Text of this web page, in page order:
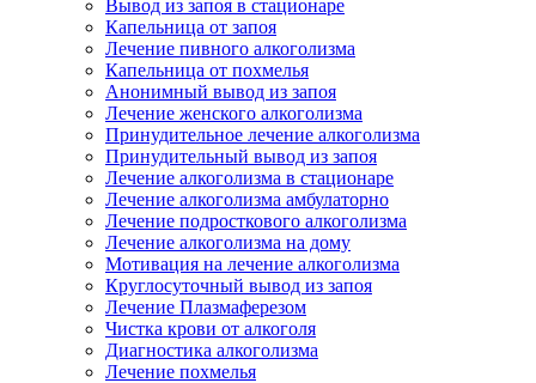
Вывод из запоя в стационаре
Капельница от запоя
Лечение пивного алкоголизма
Капельница от похмелья
Анонимный вывод из запоя
Лечение женского алкоголизма
Принудительное лечение алкоголизма
Принудительный вывод из запоя
Лечение алкоголизма в стационаре
Лечение алкоголизма амбулаторно
Лечение подросткового алкоголизма
Лечение алкоголизма на дому
Мотивация на лечение алкоголизма
Круглосуточный вывод из запоя
Лечение Плазмаферезом
Чистка крови от алкоголя
Диагностика алкоголизма
Лечение похмелья